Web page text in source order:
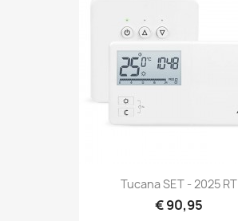
Tucana SET - 2025 RT
€ 90,95